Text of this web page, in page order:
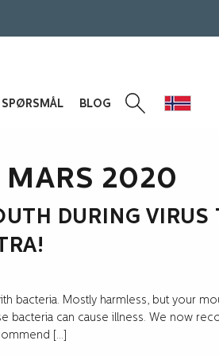
SPØRSMÅL BLOG
MARS 2020
DURING VIRUS
bacteria. Mostly harmless, but your
bacteria can cause illness. We now
[…]